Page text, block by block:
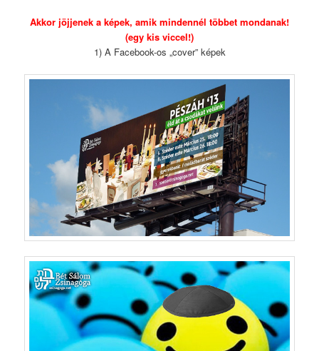
Akkor jöjjenek a képek, amik mindennél többet mondanak!
(egy kis viccel!)
1) A Facebook-os „cover” képek